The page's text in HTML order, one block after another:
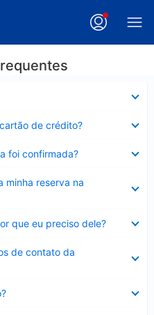
de crédito?
foi confirmada?
minha reserva na
que eu preciso dele?
de contato da